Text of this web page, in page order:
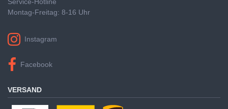
Montag-Freitag: 8-16 Uhr
Instagram
Facebook
VERSAND